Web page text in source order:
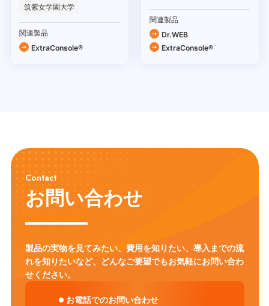
筑紫女学園大学
関連製品
ExtraConsole®
関連製品
Dr.WEB
ExtraConsole®
Contact
お問い合わせ
製品の実物を見てみたい、費用を知りたい、導入までの流
れを知りたいなど、
どんなご要望でもお気軽にお問い合わ
せください。
お電話でのお問い合わせ